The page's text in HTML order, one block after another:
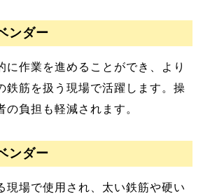
ンダー
に作業を進めることができ、より
鉄筋を扱う現場で活躍します。操
の負担も軽減されます。
ンダー
現場で使用され、太い鉄筋や硬い